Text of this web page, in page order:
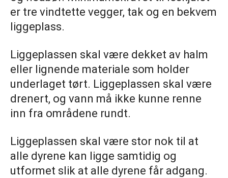
er tre vindtette vegger, tak og en bekvem
liggeplass.
Liggeplassen skal være dekket av halm
eller lignende materiale som holder
underlaget tørt. Liggeplassen skal være
drenert, og vann må ikke kunne renne
inn fra områdene rundt.
Liggeplassen skal være stor nok til at
alle dyrene kan ligge samtidig og
utformet slik at alle dyrene får adgang.